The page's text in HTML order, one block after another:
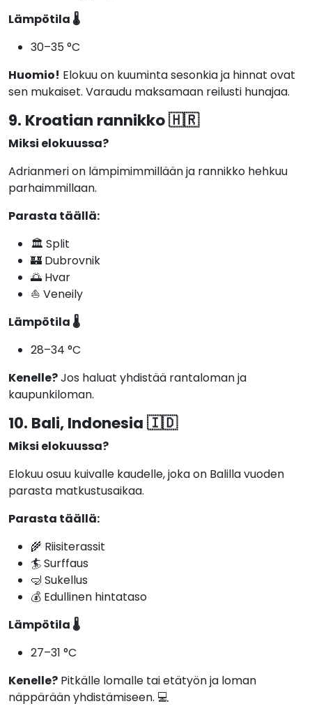
Lämpötila 🌡️
30–35 °C
Huomio! Elokuu on kuuminta sesonkia ja hinnat ovat
sen mukaiset. Varaudu maksamaan reilusti hunajaa.
9. Kroatian rannikko 🇭🇷
Miksi elokuussa?
Adrianmeri on lämpimimmillään ja rannikko hehkuu
parhaimmillaan.
Parasta täällä:
🏛️ Split
🏰 Dubrovnik
🌅 Hvar
⛵ Veneily
Lämpötila 🌡️
28–34 °C
Kenelle?Jos haluat yhdistää rantaloman ja
kaupunkiloman.
10. Bali, Indonesia 🇮🇩
Miksi elokuussa?
Elokuu osuu kuivalle kaudelle, joka on Balilla vuoden
parasta matkustusaikaa.
Parasta täällä:
🌾 Riisiterassit
🏄 Surffaus
🤿 Sukellus
💰 Edullinen hintataso
Lämpötila 🌡️
27–31 °C
Kenelle? Pitkälle lomalle tai etätyön ja loman
näppärään yhdistämiseen. 💻